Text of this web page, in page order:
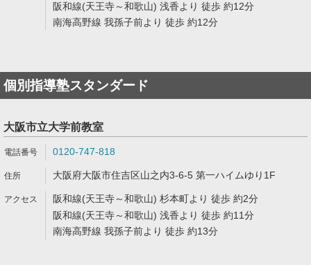
阪和線(天王寺～和歌山) 浅香より 徒歩 約12分
南海高野線 我孫子前より 徒歩 約12分
個別指導塾スタンダード
大阪市立大学前教室
0120-747-818
大阪府大阪市住吉区山之内3-6-5 第一ハイムゆり1F
阪和線(天王寺～和歌山) 杉本町より 徒歩 約2分
阪和線(天王寺～和歌山) 浅香より 徒歩 約11分
南海高野線 我孫子前より 徒歩 約13分